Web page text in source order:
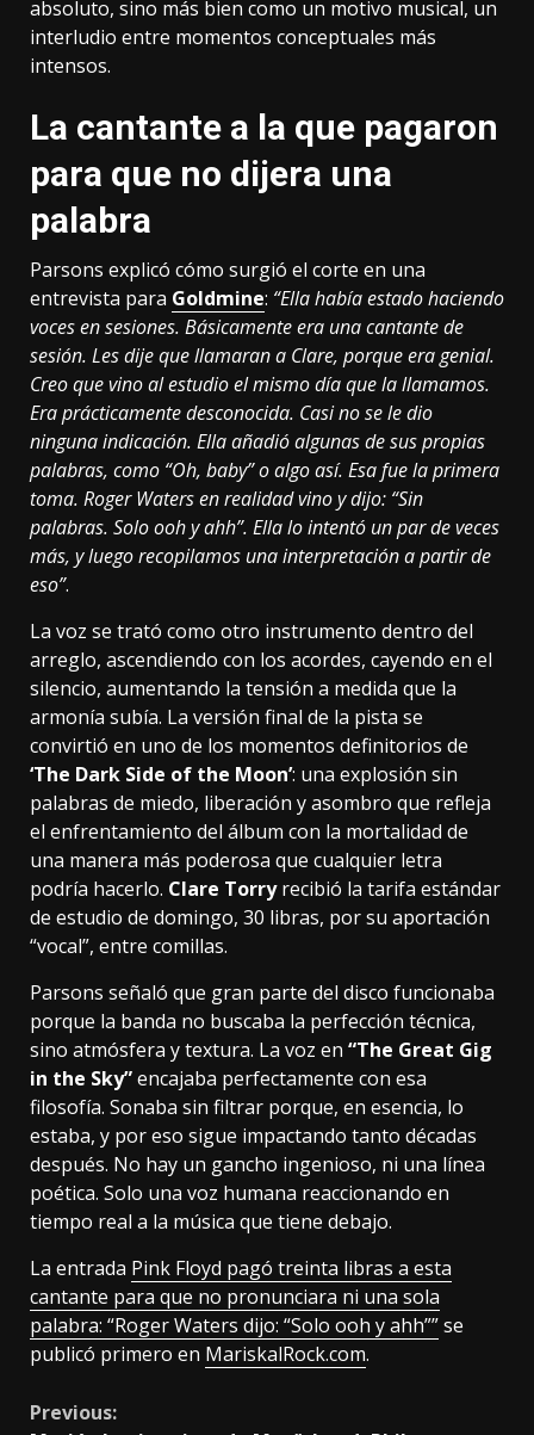
absoluto, sino más bien como un motivo musical, un
interludio entre momentos conceptuales más
intensos.
La cantante a la que pagaron
para que no dijera una
palabra
Parsons explicó cómo surgió el corte en una
entrevista para Goldmine: “Ella había estado haciendo
voces en sesiones. Básicamente era una cantante de
sesión. Les dije que llamaran a Clare, porque era genial.
Creo que vino al estudio el mismo día que la llamamos.
Era prácticamente desconocida. Casi no se le dio
ninguna indicación. Ella añadió algunas de sus propias
palabras, como “Oh, baby” o algo así. Esa fue la primera
toma. Roger Waters en realidad vino y dijo: “Sin
palabras. Solo ooh y ahh”. Ella lo intentó un par de veces
más, y luego recopilamos una interpretación a partir de
eso”.
La voz se trató como otro instrumento dentro del
arreglo, ascendiendo con los acordes, cayendo en el
silencio, aumentando la tensión a medida que la
armonía subía. La versión final de la pista se
convirtió en uno de los momentos definitorios de
‘The Dark Side of the Moon’: una explosión sin
palabras de miedo, liberación y asombro que refleja
el enfrentamiento del álbum con la mortalidad de
una manera más poderosa que cualquier letra
podría hacerlo. Clare Torryrecibió la tarifa estándar
de estudio de domingo, 30 libras, por su aportación
“vocal”, entre comillas.
Parsons señaló que gran parte del disco funcionaba
porque la banda no buscaba la perfección técnica,
sino atmósfera y textura. La voz en “The Great Gig
in the Sky”encajaba perfectamente con esa
filosofía. Sonaba sin filtrar porque, en esencia, lo
estaba, y por eso sigue impactando tanto décadas
después. No hay un gancho ingenioso, ni una línea
poética. Solo una voz humana reaccionando en
tiempo real a la música que tiene debajo.
La entrada Pink Floyd pagó treinta libras a esta
cantante para que no pronunciara ni una sola
palabra: “Roger Waters dijo: “Solo ooh y ahh””se
publicó primero en MariskalRock.com.
Continue
Previous: